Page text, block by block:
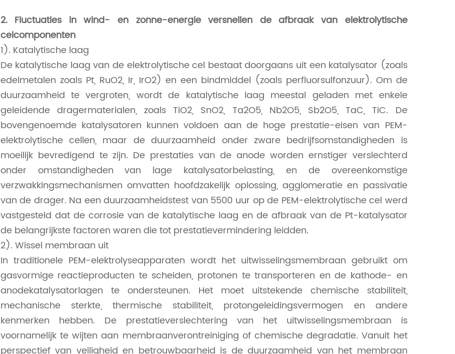
2. Fluctuaties in wind- en zonne-energie versnellen de afbraak van elektrolytische
celcomponenten
1). Katalytische laag
De katalytische laag van de elektrolytische cel bestaat doorgaans uit een katalysator (zoals
edelmetalen zoals Pt, RuO2, Ir, IrO2) en een bindmiddel (zoals perfluorsulfonzuur). Om de
duurzaamheid te vergroten, wordt de katalytische laag meestal geladen met enkele
geleidende dragermaterialen, zoals TiO2, SnO2, Ta2O5, Nb2O5, Sb2O5, TaC, TiC. De
bovengenoemde katalysatoren kunnen voldoen aan de hoge prestatie-eisen van PEM-
elektrolytische cellen, maar de duurzaamheid onder zware bedrijfsomstandigheden is
moeilijk bevredigend te zijn. De prestaties van de anode worden ernstiger verslechterd
onder omstandigheden van lage katalysatorbelasting, en de overeenkomstige
verzwakkingsmechanismen omvatten hoofdzakelijk oplossing, agglomeratie en passivatie
van de drager. Na een duurzaamheidstest van 5500 uur op de PEM-elektrolytische cel werd
vastgesteld dat de corrosie van de katalytische laag en de afbraak van de Pt-katalysator
de belangrijkste factoren waren die tot prestatievermindering leidden.
2). Wissel membraan uit
In traditionele PEM-elektrolyseapparaten wordt het uitwisselingsmembraan gebruikt om
gasvormige reactieproducten te scheiden, protonen te transporteren en de kathode- en
anodekatalysatorlagen te ondersteunen. Het moet uitstekende chemische stabiliteit,
mechanische sterkte, thermische stabiliteit, protongeleidingsvermogen en andere
kenmerken hebben. De prestatieverslechtering van het uitwisselingsmembraan is
voornamelijk te wijten aan membraanverontreiniging of chemische degradatie. Vanuit het
perspectief van veiligheid en betrouwbaarheid is de duurzaamheid van het membraan